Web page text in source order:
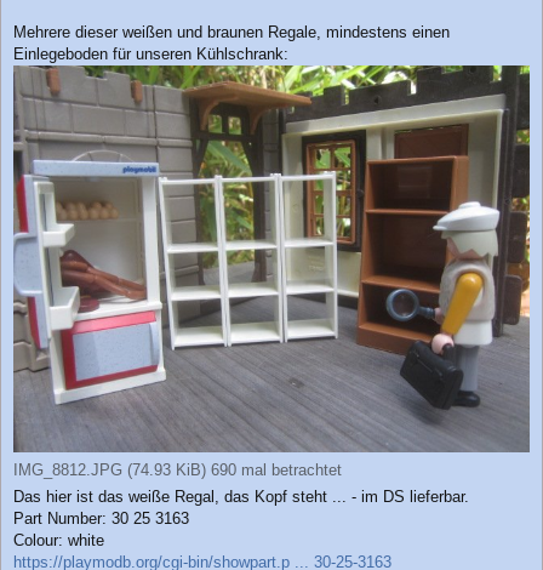
a
g
Mehrere dieser weißen und braunen Regale, mindestens einen
Einlegeboden für unseren Kühlschrank:
IMG_8812.JPG (74.93 KiB) 690 mal betrachtet
Das hier ist das weiße Regal, das Kopf steht ... - im DS lieferbar.
Part Number: 30 25 3163
Colour: white
https://playmodb.org/cgi-bin/showpart.p ... 30-25-3163